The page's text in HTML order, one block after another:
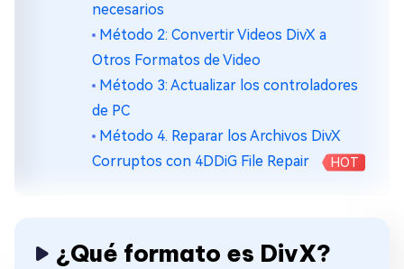
necesarios
Método 2: Convertir Videos DivX a
Otros Formatos de Video
Método 3: Actualizar los controladores
de PC
Método 4. Reparar los Archivos DivX
Corruptos con 4DDiG File Repair
HOT
¿Qué formato es DivX?